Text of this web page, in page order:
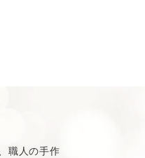
職人の手作